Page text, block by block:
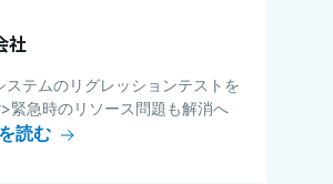
社
ステムのリグレッションテストを
緊急時のリソース問題も解消へ
読む